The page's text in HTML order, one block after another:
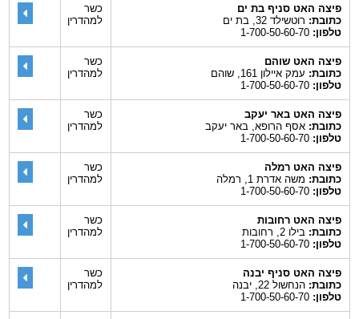
פיצה האט סניף בת ים
כתובת:רוטשילד 32, בת ים
טלפון:1-700-50-60-70
כשר
למהדרין
פיצה האט שוהם
כתובת:עמק איילון 161, שוהם
טלפון:1-700-50-60-70
כשר
למהדרין
פיצה האט באר יעקב
כתובת:אסף הרופא, באר יעקב
טלפון:1-700-50-60-70
כשר
למהדרין
פיצה האט רמלה
כתובת:משה אדרת 1, רמלה
טלפון:1-700-50-60-70
כשר
למהדרין
פיצה האט רחובות
כתובת:בילו 2, רחובות
טלפון:1-700-50-60-70
כשר
למהדרין
פיצה האט סניף יבנה
כתובת:הנחשול 22, יבנה
טלפון:1-700-50-60-70
כשר
למהדרין